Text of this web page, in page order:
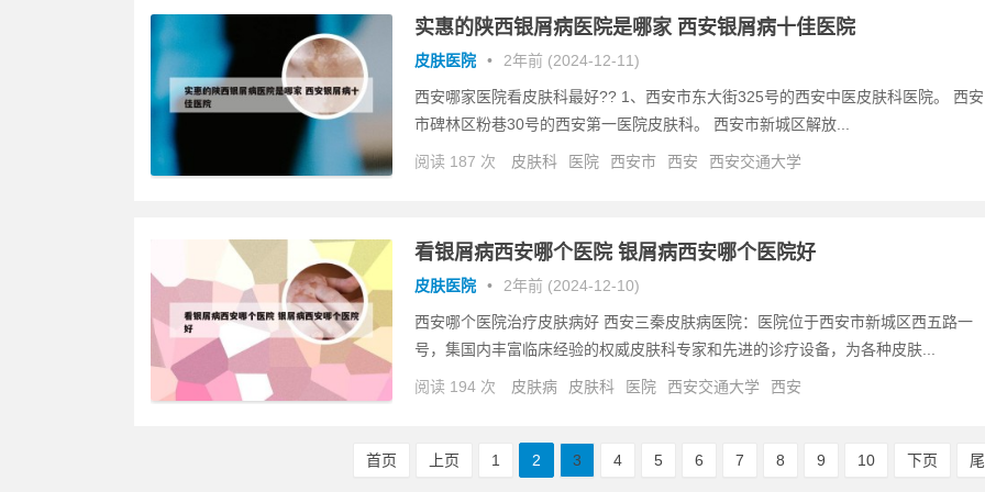
实惠的陕西银屑病医院是哪家 西安银屑病十佳医院
皮肤医院 • 2年前 (2024-12-11)
西安哪家医院看皮肤科最好?? 1、西安市东大街325号的西安中医皮肤科医院。 西安
市碑林区粉巷30号的西安第一医院皮肤科。 西安市新城区解放...
阅读 187 次 皮肤科 医院 西安市 西安 西安交通大学
看银屑病西安哪个医院 银屑病西安哪个医院好
皮肤医院 • 2年前 (2024-12-10)
西安哪个医院治疗皮肤病好 西安三秦皮肤病医院：医院位于西安市新城区西五路一
号，集国内丰富临床经验的权威皮肤科专家和先进的诊疗设备，为各种皮肤...
阅读 194 次 皮肤病 皮肤科 医院 西安交通大学 西安
首页 上页 1 2 3 4 5 6 7 8 9 10 下页